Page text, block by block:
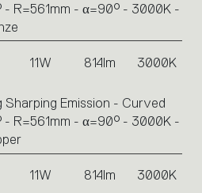
- R=561mm - α=90° - 3000K -
11W 814lm 3000K
Sharping Emission - Curved
- R=561mm - α=90° - 3000K -
11W 814lm 3000K